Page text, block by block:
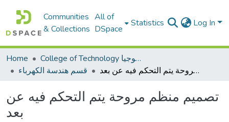
Communities
& Collections
All of
DSpace
Statistics Log In
Home
College of Technology كلية التكنولوجيا
قسم هندسة الكهرباء
تصميم منظم مروحة يتم التحكم فيه عن بعد
تصميم منظم مروحة يتم التحكم فيه عن
بعد